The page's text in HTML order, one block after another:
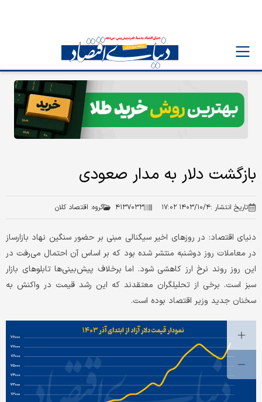
بازگشت دلار به مدار صعودی
تاریخ انتشار :۱۴۰۳/۱۰/۴ ۱۷:۰۲ ۴۱۳۷۰۳۳ گروه: اقتصاد کلان
دنیای اقتصاد: در روزهای اخیر سیگنالی مبنی بر حضور سنگین نهاد بازارساز
در معاملات روز دوشنبه منتشر شده بود که بر اساس آن احتمال می‌رفت در
این روز روند نرخ ارز کاهشی شود. اما برخلاف پیش‌بینی‌ها تابلو‌های بازار
سبز است. برخی از تحلیلگران معتقدند که این رشد قیمت در واکنش به
سخنان جدید وزیر اقتصاد بوده است.